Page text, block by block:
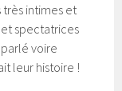
très intimes et
spectatrices
voire
leur histoire !